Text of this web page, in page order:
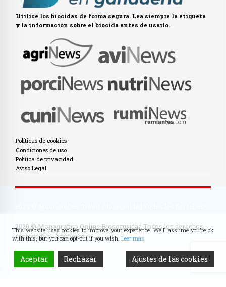
Utilice los biocidas de forma segura. Lea siempre la etiqueta
y la información sobre el biocida antes de usarlo.
Políticas de cookies
Condiciones de uso
Política de privacidad
Aviso Legal
2020 © Monográfico Online Bioseguridad Todos los derechos
reservados | Agrinews
2024 © Monográfico Online Bioseguridad Todos los derechos
reservados | Agrinews
This website uses cookies to improve your experience. We'll assume you're ok
with this, but you can opt-out if you wish. Leer más
Aceptar Rechazar Ajustes de las cookies